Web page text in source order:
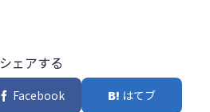
シェアする
Facebook はてブ